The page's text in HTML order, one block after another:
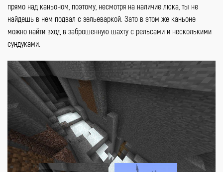
прямо над каньоном, поэтому, несмотря на наличие люка, ты не
найдешь в нем подвал с зельеваркой. Зато в этом же каньоне
можно найти вход в заброшенную шахту с рельсами и несколькими
сундуками.